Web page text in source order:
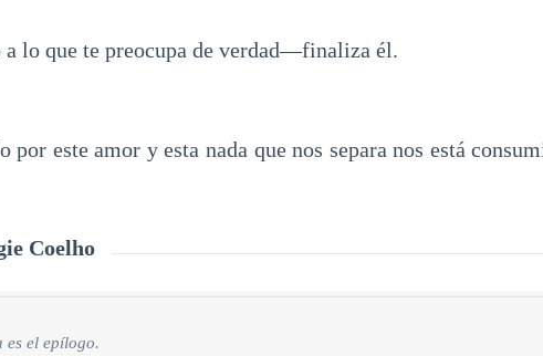
lo que te preocupa de verdad—finaliza él.
este amor y esta nada que nos separa nos está
Coelho
es el epílogo.